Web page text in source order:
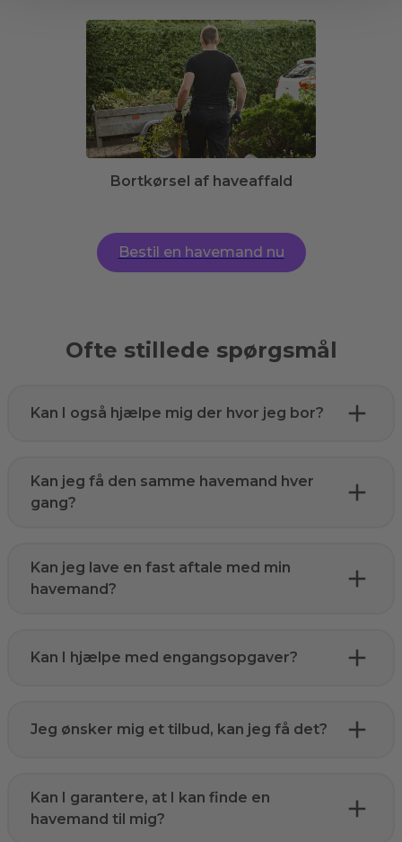
Bortkørsel af haveaffald
Bestil en havemand nu
Ofte stillede spørgsmål
Kan I også hjælpe mig der hvor jeg bor?
Kan jeg få den samme havemand hver
gang?
Kan jeg lave en fast aftale med min
havemand?
Kan I hjælpe med engangsopgaver?
Jeg ønsker mig et tilbud, kan jeg få det?
Kan I garantere, at I kan finde en
havemand til mig?